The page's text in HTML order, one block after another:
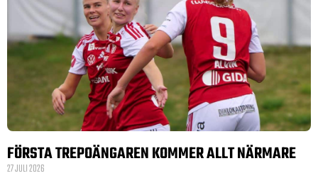
FÖRSTA TREPOÄNGAREN KOMMER ALLT NÄRMARE
27 JULI 2026